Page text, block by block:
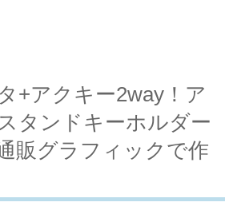
+アクキー2way！ア
タンドキーホルダー
販グラフィックで作